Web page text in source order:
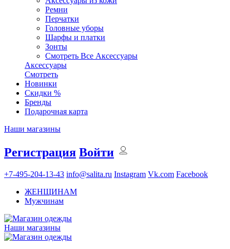
Ремни
Перчатки
Головные уборы
Шарфы и платки
Зонты
Смотреть Все Аксессуары
Аксессуары
Смотреть
Новинки
Скидки %
Бренды
Подарочная карта
Наши магазины
Регистрация Войти
+7-495-204-13-43 info@salita.ru Instagram Vk.com Facebook
ЖЕНЩИНАМ
Мужчинам
Наши магазины